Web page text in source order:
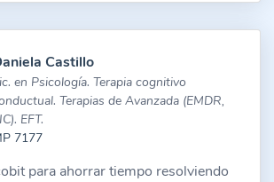
Castillo
en Psicología. Terapia cognitivo
Terapias de Avanzada (EMDR,
EFT.
7177
para ahorrar tiempo resolviendo